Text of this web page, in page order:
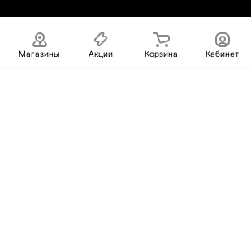
Магазины Акции Корзина Кабинет